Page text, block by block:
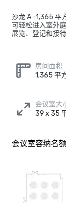
沙龙 A -1,365 平
可轻松进入室外
展览、登记和接待
房间面积
1,365 平
会议室大
39 x 35
会议室容纳名额